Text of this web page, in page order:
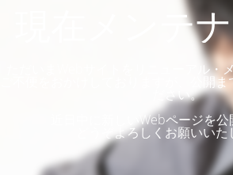
現在メンテ
ただいまWebサイトをリニューアル・
ご不便をおかけしておりますが、公開ま
ださい。
近日中に新しいWebページを公
どうぞよろしくお願いいた